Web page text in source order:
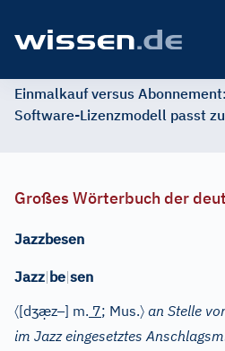
Einmalkauf versus
Software-Lizenzmodell passt
Großes Wörterbuch der
Jazzbesen
Jazz|be|sen
〈[dʒæ̣z–] m. 7; Mus.〉 an Stelle
im Jazz eingesetztes